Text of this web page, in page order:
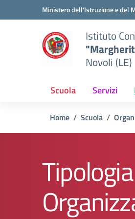
Vai ai contenuti
Vai al menu di navigazioneMinistero dell'Istruzione e del
Istituto
Novoli (LE)
Scuola Servizi
Home Scuola